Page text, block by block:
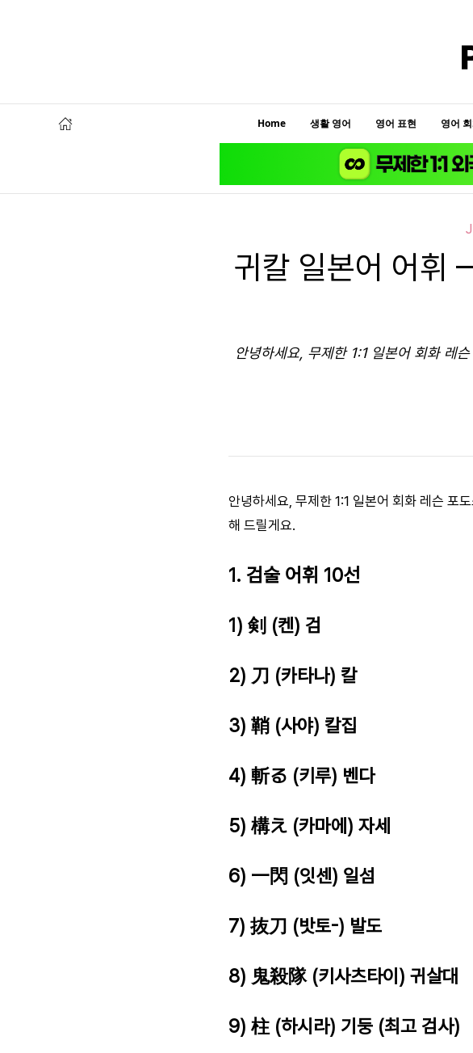
Home 생활 영어 영어 표현 영어
귀칼 일본어 어휘
안녕하세요, 무제한 1:1 일본어 회화 레
안녕하세요, 무제한 1:1 일본어 회화 레슨 포
해 드릴게요.
1. 검술 어휘 10선
1) 剣 (켄) 검
2) 刀 (카타나) 칼
3) 鞘 (사야) 칼집
4) 斬る (키루) 벤다
5) 構え (카마에) 자세
6) 一閃 (잇센) 일섬
7) 抜刀 (밧토-) 발도
8) 鬼殺隊 (키사츠타이) 귀살대
9) 柱 (하시라) 기둥 (최고 검사)